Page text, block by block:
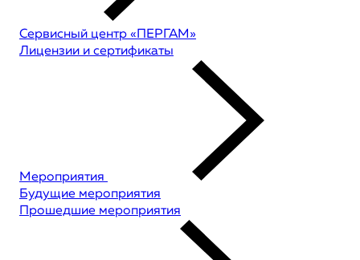
Сервисный центр «ПЕРГАМ»
Лицензии и сертификаты
Мероприятия
Будущие мероприятия
Прошедшие мероприятия